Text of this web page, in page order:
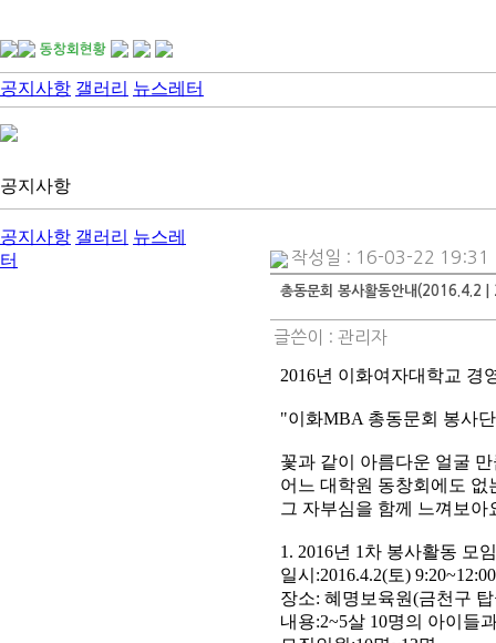
공지사항 갤러리 뉴스레터
공지사항
공지사항 갤러리 뉴스레
터
작성일 : 16-03-22 19:31
총동문회 봉사활동안내(2016.4.2
글쓴이 :관리자
2016년 이화여자대학교 경
"이화MBA 총동문회 봉사
꽃과 같이 아름다운 얼굴
어느 대학원 동창회에도
그 자부심을 함께 느껴보아
1. 2016년 1차 봉사활동 모
일시:2016.4.2(토) 9:20~12:00
장소: 혜명보육원(금천구
내용:2~5살 10명의 아이들